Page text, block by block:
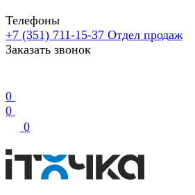
Телефоны
+7 (351) 711-15-37 Отдел продаж
Заказать звонок
0
0
0